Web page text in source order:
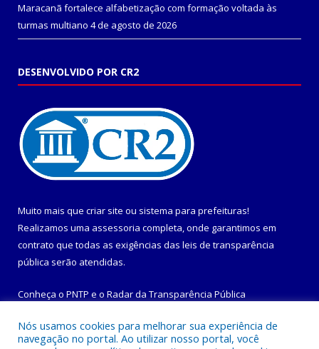
Maracanã fortalece alfabetização com formação voltada às
turmas multiano 4 de agosto de 2026
DESENVOLVIDO POR CR2
Muito mais que criar site ou sistema para prefeituras!
Realizamos uma assessoria completa, onde garantimos em
contrato que todas as exigências das leis de transparência
pública serão atendidas.
Conheça o PNTP e o Radar da Transparência Pública
Nós usamos cookies para melhorar sua experiência de
navegação no portal. Ao utilizar nosso portal, você